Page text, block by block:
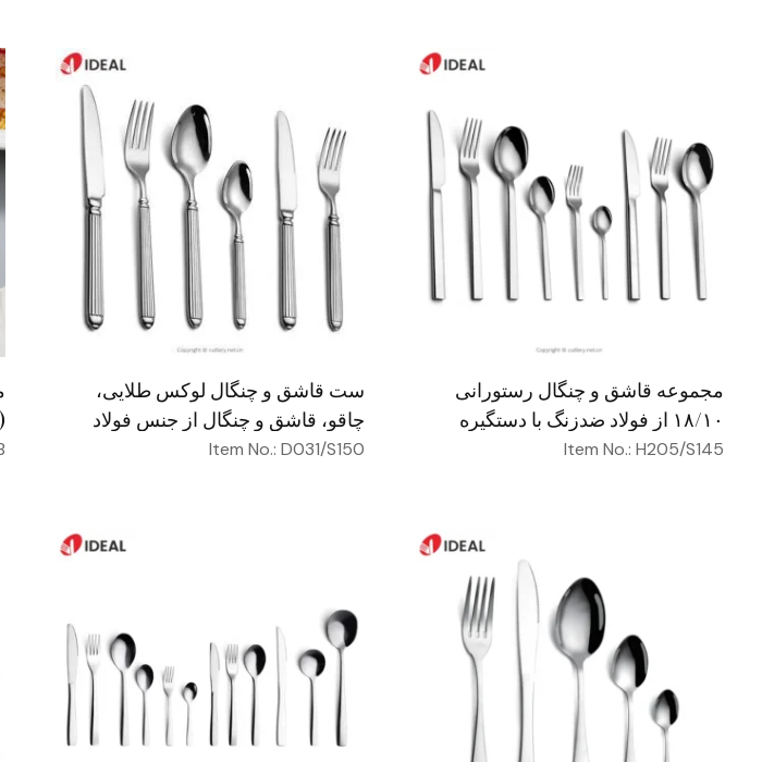
مجموعه قاشق و چنگال رستورانی
۱۸/۱۰ از فولاد ضدزنگ با دستگیره
مربعی ضخیم و سنگین و پرداخت
Item No.: H205/S145
ست قاشق و چنگال لوکس طلایی،
چاقو، قاشق و چنگال از جنس فولاد
ضدزنگ، سرویس نقره‌جات عروسی
Item No.: D031/S150